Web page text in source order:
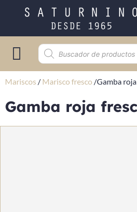
Mariscos / Marisco fresco /Gamba
Gamba roja